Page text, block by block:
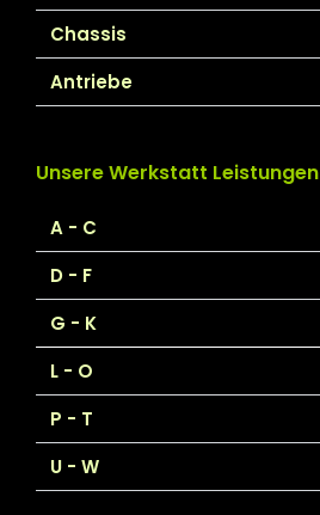
Chassis
Antriebe
Unsere Werkstatt Leistungen
A - C
D - F
G - K
L - O
P - T
U - W